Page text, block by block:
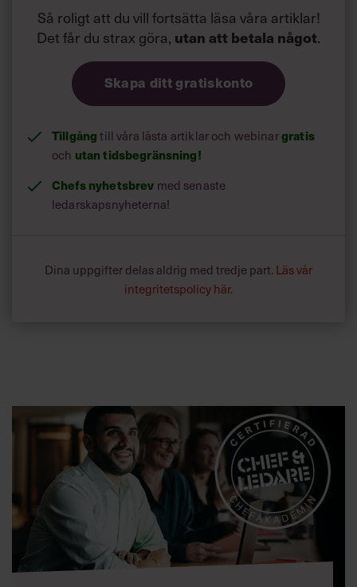
Så roligt att du vill fortsätta läsa våra artiklar!
Det får du strax göra, utan att betala något.
Skapa ditt gratiskonto
Tillgångtill våra låsta artiklar och webinargratis
och utan tidsbegränsning!
Chefs nyhetsbrev med senaste
ledarskapsnyheterna!
Dina uppgifter delas aldrig med tredje part. Läs vår
integritetspolicy här.